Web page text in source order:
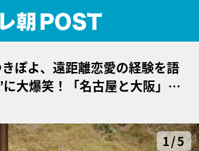
ぽよ、遠距離恋愛の経験を語
大爆笑！「名古屋と大阪」
1/5